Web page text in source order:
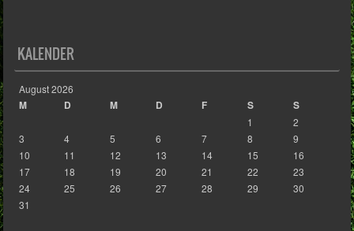
KALENDER
August 2026
M D M D F S S
1
2
3
4 5 6 7 8
9
10
11 12 13 14 15
16
17
18 19 20 21 22
23
24
25 26 27 28 29
30
31